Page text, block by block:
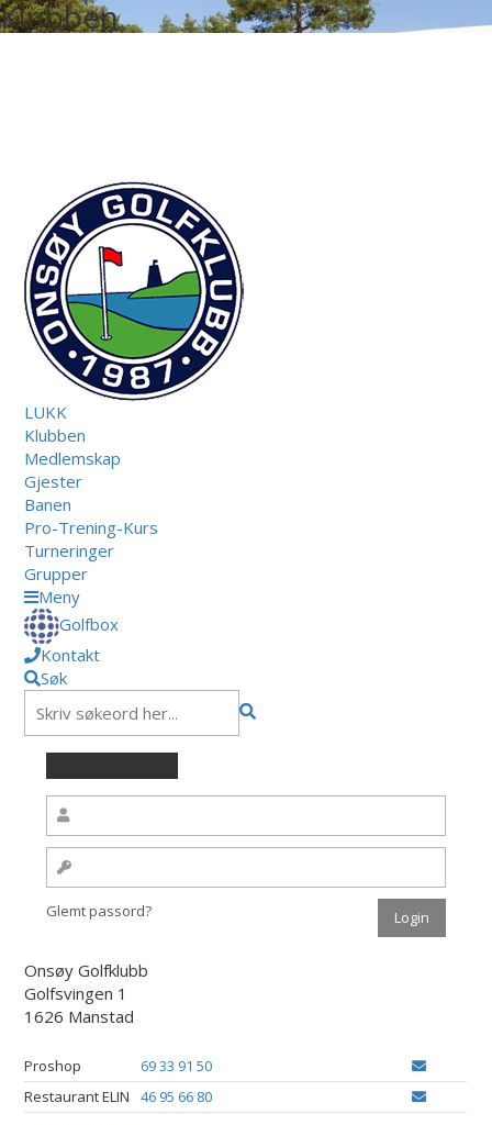
Klubben
LUKK
Klubben
Medlemskap
Gjester
Banen
Pro-Trening-Kurs
Turneringer
Grupper
Meny
Golfbox
Kontakt
Søk
Glemt passord?
Onsøy Golfklubb
Golfsvingen 1
1626 Manstad
Proshop
69 33 91 50
Restaurant ELIN
46 95 66 80